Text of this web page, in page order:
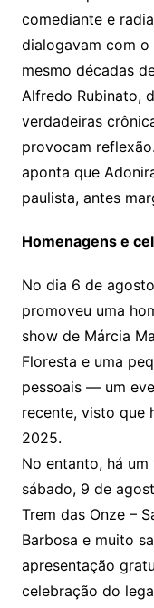
comediante e
dialogavam com
mesmo décadas
Alfredo Rubinato,
verdadeiras
provocam
aponta que
paulista, antes
Homenagens e
No dia 6 de
promoveu uma
show de Márcia
Floresta e uma
pessoais — um
recente, visto que
2025.
No entanto, há
sábado, 9 de
Trem das Onze –
Barbosa e muito
apresentação
celebração do